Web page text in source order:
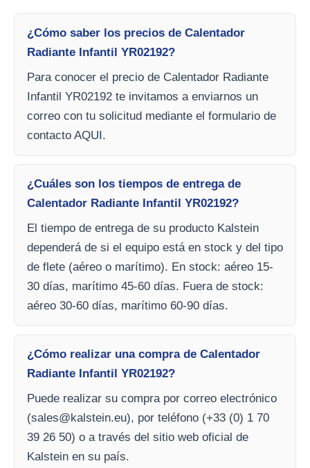
¿Cómo saber los precios de Calentador
Radiante Infantil YR02192?
Para conocer el precio de Calentador Radiante
Infantil YR02192 te invitamos a enviarnos un
correo con tu solicitud mediante el formulario de
contacto AQUI.
¿Cuáles son los tiempos de entrega de
Calentador Radiante Infantil YR02192?
El tiempo de entrega de su producto Kalstein
dependerá de si el equipo está en stock y del tipo
de flete (aéreo o marítimo). En stock: aéreo 15-
30 días, marítimo 45-60 días. Fuera de stock:
aéreo 30-60 días, marítimo 60-90 días.
¿Cómo realizar una compra de Calentador
Radiante Infantil YR02192?
Puede realizar su compra por correo electrónico
(sales@kalstein.eu), por teléfono (+33 (0) 1 70
39 26 50) o a través del sitio web oficial de
Kalstein en su país.